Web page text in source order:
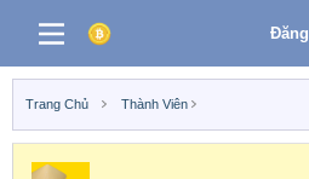
Trang Chủ Thành Viên